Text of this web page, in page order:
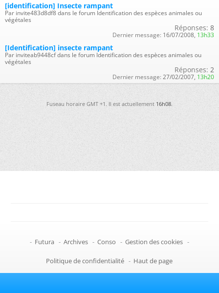
[identification] Insecte rampant
Par invite483d8df8 dans le forum Identification des espèces animales ou
végétales
Réponses: 8
Dernier message: 16/07/2008, 13h33
[Identification] insecte rampant
Par inviteab9448cf dans le forum Identification des espèces animales ou
végétales
Réponses: 2
Dernier message: 27/02/2007, 13h20
Fuseau horaire GMT +1. Il est actuellement16h08.
- Futura - Archives - Conso - Gestion des cookies -
Politique de confidentialité - Haut de page